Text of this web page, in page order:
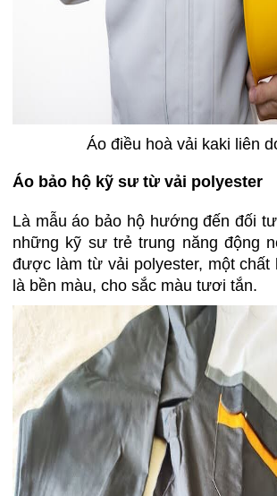
Áo điều hoà vải kaki liên
Áo bảo hộ kỹ sư từ vải polyester
Là mẫu áo bảo hộ hướng đến đối
những kỹ sư trẻ trung năng động
được làm từ vải polyester, một chất
là bền màu, cho sắc màu tươi tắn.